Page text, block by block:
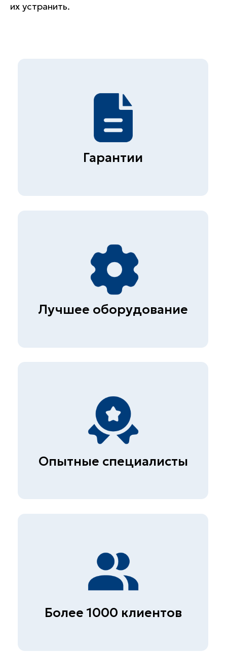
их устранить.
Опытные специалисты
Более 1000 клиентов
Испытания цемента
от 2.100₽